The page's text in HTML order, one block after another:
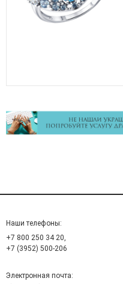
Наши телефоны:
+7 800 250 34 20,
+7 (3952) 500-206
Электронная почта: